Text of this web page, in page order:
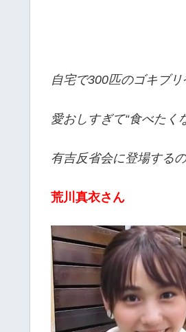
自宅で300匹のゴキブリ
愛おしすぎて“食べたく
有吉反省会に登場する
荒川真衣さん